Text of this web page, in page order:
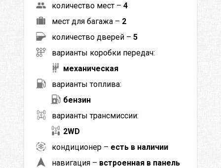
количество мест – 4
мест для багажа – 2
количество дверей – 5
варианты коробки передач:
механическая
варианты топлива:
бензин
варианты трансмиссии:
2WD
кондиционер – есть в наличии
навигация – встроенная в панель